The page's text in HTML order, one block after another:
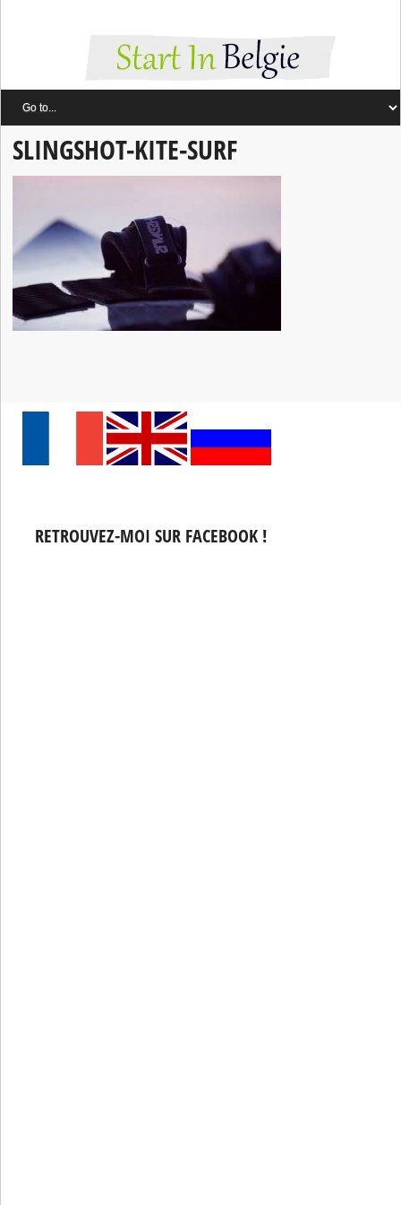
SLINGSHOT-KITE-SURF
RETROUVEZ-MOI SUR FACEBOOK !